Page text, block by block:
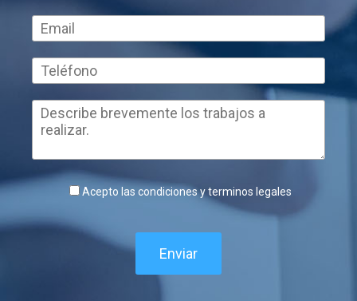
Acepto las condiciones y terminos legales
Enviar